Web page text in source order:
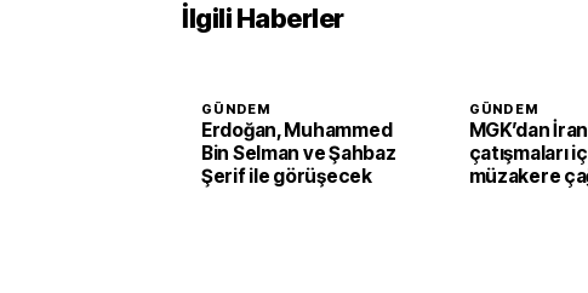
İlgili Haberler
GÜNDEM
Erdoğan, Muhammed
Bin Selman ve Şahbaz
Şerif ile görüşecek
GÜNDEM
MGK’dan
çatışmaları
müzakere